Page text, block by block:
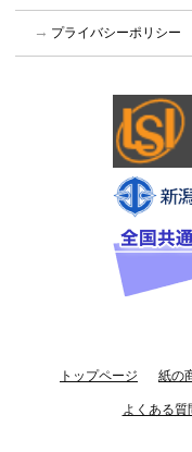
プライバシーポリシー
トップページ 紙の
よくある質